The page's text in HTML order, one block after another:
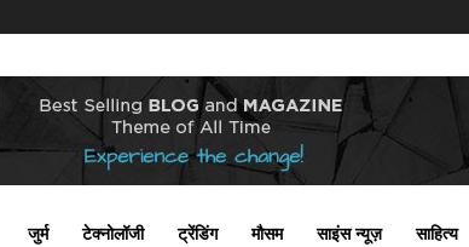
जुर्म टेक्नोलॉजी ट्रेंडिंग मौसम साइंस न्यूज़ साहित्य